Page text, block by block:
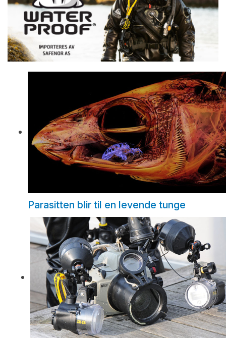
Parasitten blir til en levende tunge